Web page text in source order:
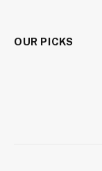
OUR PICKS